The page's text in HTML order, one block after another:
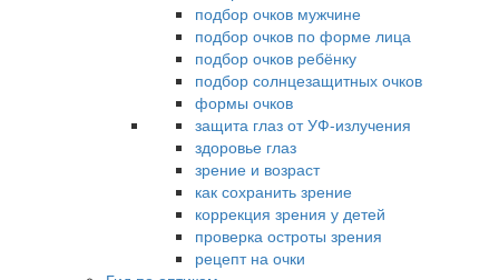
подбор очков мужчине
подбор очков по форме лица
подбор очков ребёнку
подбор солнцезащитных очков
формы очков
защита глаз от УФ-излучения
здоровье глаз
зрение и возраст
как сохранить зрение
коррекция зрения у детей
проверка остроты зрения
рецепт на очки